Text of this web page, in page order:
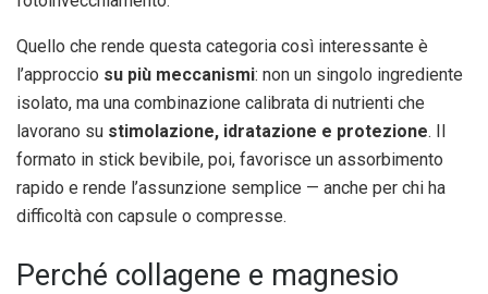
Quello che rende questa categoria così interessante è
l’approccio su più meccanismi: non un singolo ingrediente
isolato, ma una combinazione calibrata di nutrienti che
lavorano su stimolazione, idratazione e protezione. Il
formato in stick bevibile, poi, favorisce un assorbimento
rapido e rende l’assunzione semplice — anche per chi ha
difficoltà con capsule o compresse.
Perché collagene e magnesio